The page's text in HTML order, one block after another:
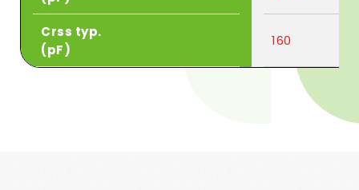
Crss typ.
(pF)
160